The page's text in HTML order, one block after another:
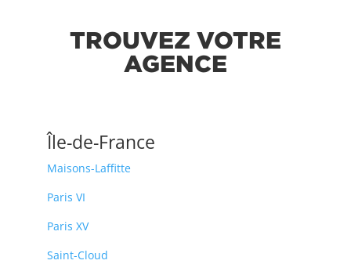
TROUVEZ VOTRE
AGENCE
Île-de-France
Maisons-Laffitte
Paris VI
Paris XV
Saint-Cloud